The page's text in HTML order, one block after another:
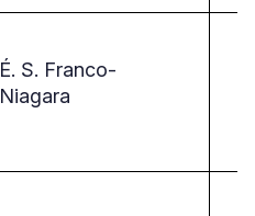
É. S. Franco-
Niagara